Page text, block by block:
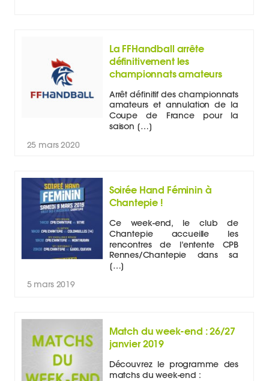
La FFHandball arrête
définitivement les
championnats amateurs
Arrêt définitif des championnats
amateurs et annulation de la
Coupe de France pour la
saison […]
25 mars 2020
Soirée Hand Féminin à
Chantepie !
Ce week-end, le club de
Chantepie accueille les
rencontres de l’entente CPB
Rennes/Chantepie dans sa
[…]
5 mars 2019
Match du week-end : 26/27
janvier 2019
Découvrez le programme des
matchs du week-end :